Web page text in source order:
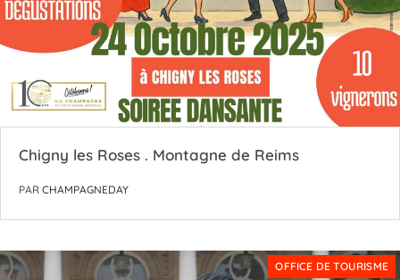
Chigny les Roses . Montagne de Reims
PAR CHAMPAGNEDAY
OFFICE DE TOURISME